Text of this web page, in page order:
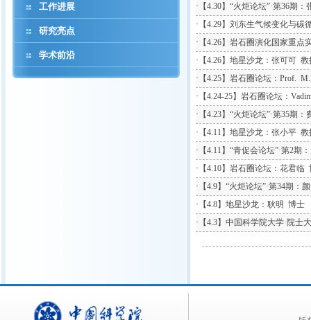
工作进展
研究亮点
学术前沿
· 【4.30】“火炬论坛”·第36期
· 【4.29】刘东生气候变化与
· 【4.26】岩石圈演化国家重点
· 【4.26】地星沙龙：张可可 教
· 【4.25】岩石圈论坛：Prof.
· 【4.24-25】岩石圈论坛：
· 【4.23】“火炬论坛”·第35期
· 【4.11】地星沙龙：张小平 教
· 【4.11】“青促会论坛”·第2期
· 【4.10】岩石圈论坛：花君临
· 【4.9】“火炬论坛”·第34期：
· 【4.8】地星沙龙：耿明 博士
· 【4.3】中国科学院大学·院士